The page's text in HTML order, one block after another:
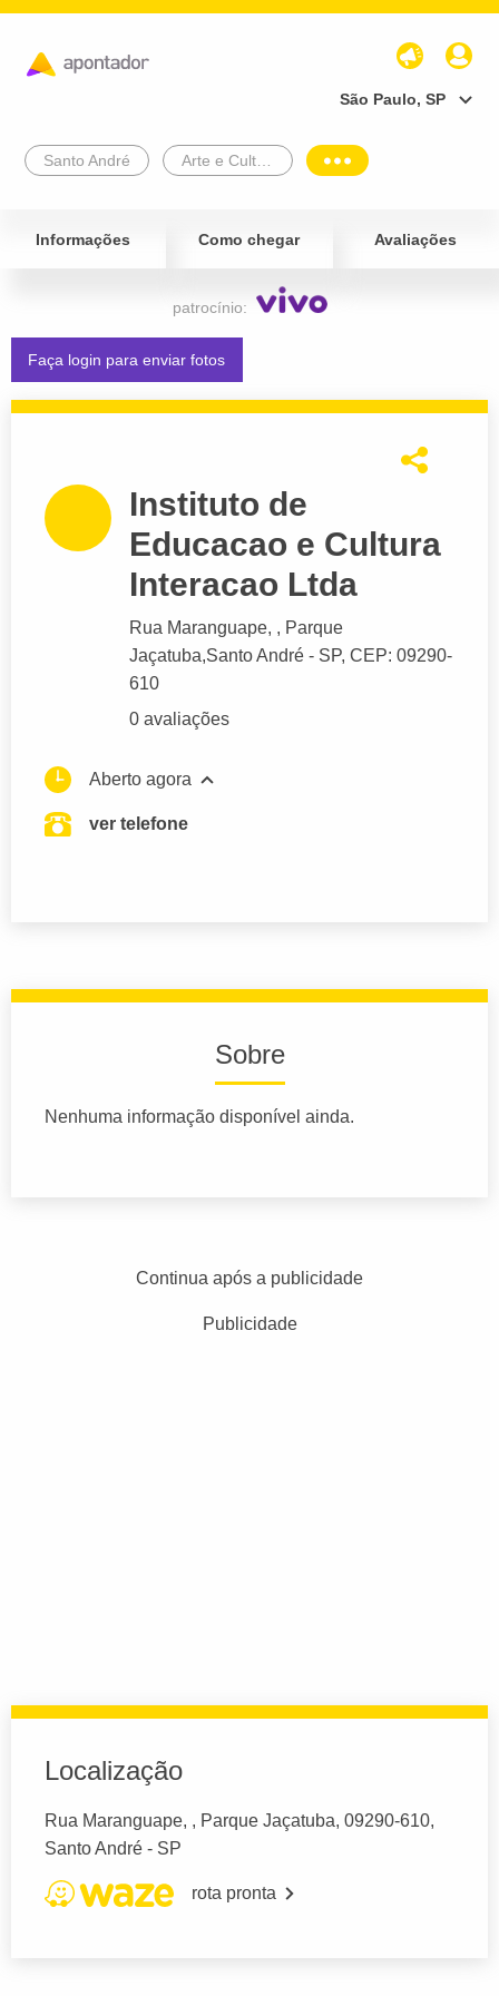
São Paulo, SP
Santo André
Informações Como chegar Avaliações
patrocínio:
Faça login para enviar fotos
Instituto de
Educacao e Cultura
Interacao Ltda
Rua Maranguape, , Parque
Jaçatuba,Santo André - SP, CEP: 09290-
610
0 avaliações
Aberto agora
ver telefone
Sobre
Nenhuma informação disponível ainda.
Continua após a publicidade
Publicidade
Localização
Rua Maranguape, , Parque Jaçatuba, 09290-610,
Santo André - SP
rota pronta